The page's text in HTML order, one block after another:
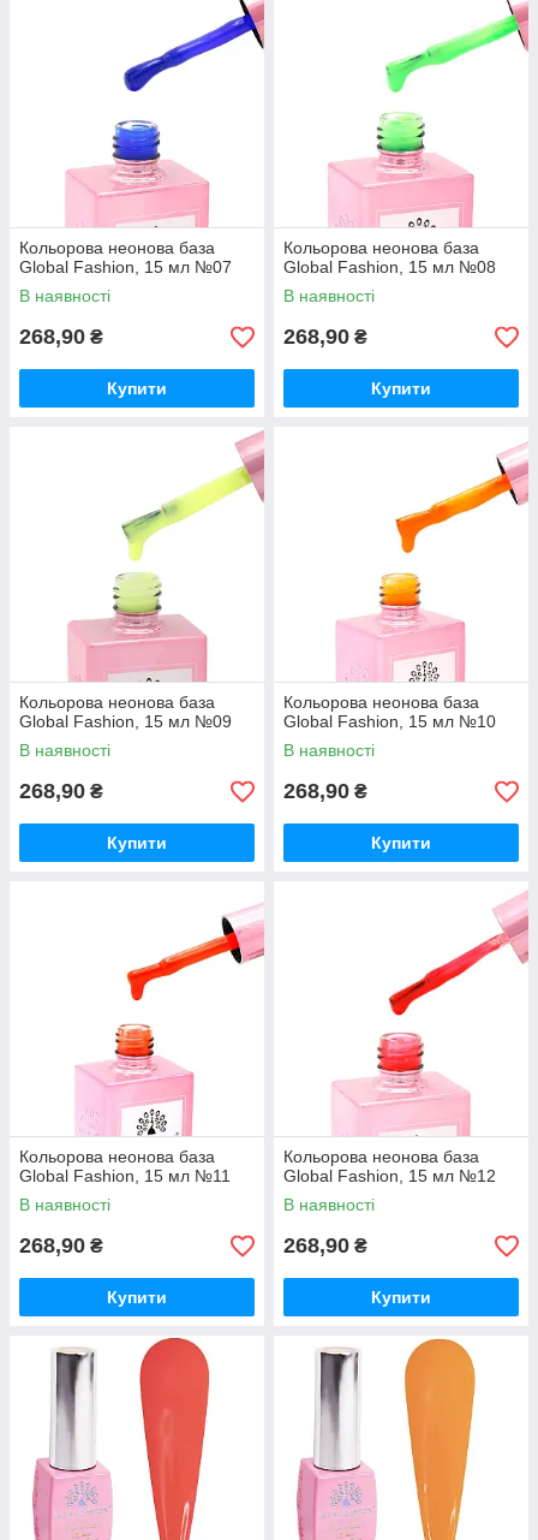
Кольорова неонова база
Global Fashion, 15 мл №07
В наявності
268,90 ₴
Купити
Кольорова неонова база
Global Fashion, 15 мл №08
В наявності
268,90 ₴
Купити
Кольорова неонова база
Global Fashion, 15 мл №09
В наявності
268,90 ₴
Купити
Кольорова неонова база
Global Fashion, 15 мл №10
В наявності
268,90 ₴
Купити
Кольорова неонова база
Global Fashion, 15 мл №11
В наявності
268,90 ₴
Купити
Кольорова неонова база
Global Fashion, 15 мл №12
В наявності
268,90 ₴
Купити